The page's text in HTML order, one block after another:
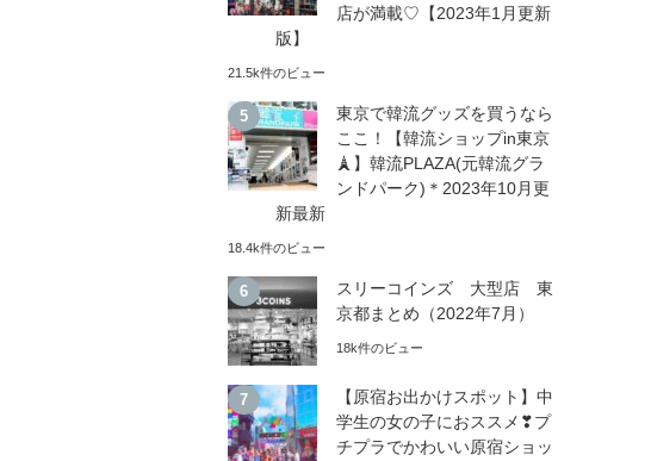
店が満載♡【2023年1月更新
版】
21.5k件のビュー
東京で韓流グッズを買うなら
ここ！【韓流ショップin東京
🗼】韓流PLAZA(元韓流グラ
ンドパーク)＊2023年10月更
新最新
18.4k件のビュー
スリーコインズ 大型店 東
京都まとめ（2022年7月）
18k件のビュー
【原宿お出かけスポット】中
学生の女の子におススメ❣プ
チプラでかわいい原宿ショッ